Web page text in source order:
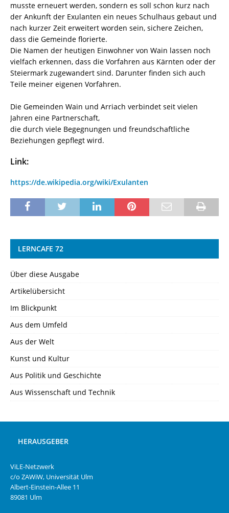
musste erneuert werden, sondern es soll schon kurz nach
der Ankunft der Exulanten ein neues Schulhaus gebaut und
nach kurzer Zeit erweitert worden sein, sichere Zeichen,
dass die Gemeinde florierte.
Die Namen der heutigen Einwohner von Wain lassen noch
vielfach erkennen, dass die Vorfahren aus Kärnten oder der
Steiermark zugewandert sind. Darunter finden sich auch
Teile meiner eigenen Vorfahren.
Die Gemeinden Wain und Arriach verbindet seit vielen
Jahren eine Partnerschaft,
die durch viele Begegnungen und freundschaftliche
Beziehungen gepflegt wird.
Link:
https://de.wikipedia.org/wiki/Exulanten
LERNCAFE 72
Über diese Ausgabe
Artikelübersicht
Im Blickpunkt
Aus dem Umfeld
Aus der Welt
Kunst und Kultur
Aus Politik und Geschichte
Aus Wissenschaft und Technik
HERAUSGEBER
ViLE-Netzwerk
c/o ZAWiW, Universität Ulm
Albert-Einstein-Allee 11
89081 Ulm